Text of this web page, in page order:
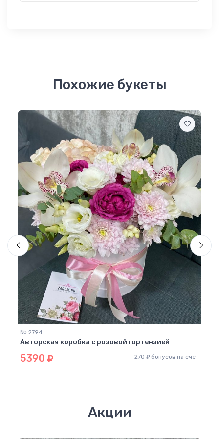
Похожие букеты
№ 2794
Авторская коробка с розовой гортензией
5390 270 бонусов на счет
Акции